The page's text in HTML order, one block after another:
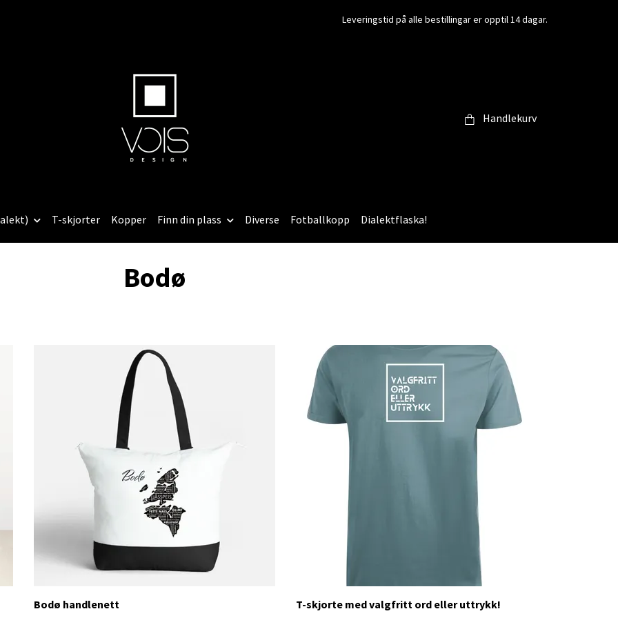
Leveringstid på alle bestillingar er opptil 14 dagar.
Handlekurv
T-skjorter Kopper Finn din plass Diverse Fotballkopp Dialektflaska!
Bodø
Bodø handlenett T-skjorte med valgfritt ord eller uttrykk!